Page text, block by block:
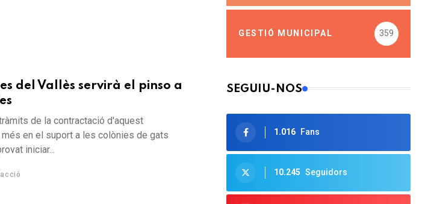
del Vallès servirà el pinso a
de la contractació d'aquest
en el suport a les colònies de gats
iniciar...
GESTIÓ MUNICIPAL 359
SEGUIU-NOS
1.016 Fans
10.245 Seguidors